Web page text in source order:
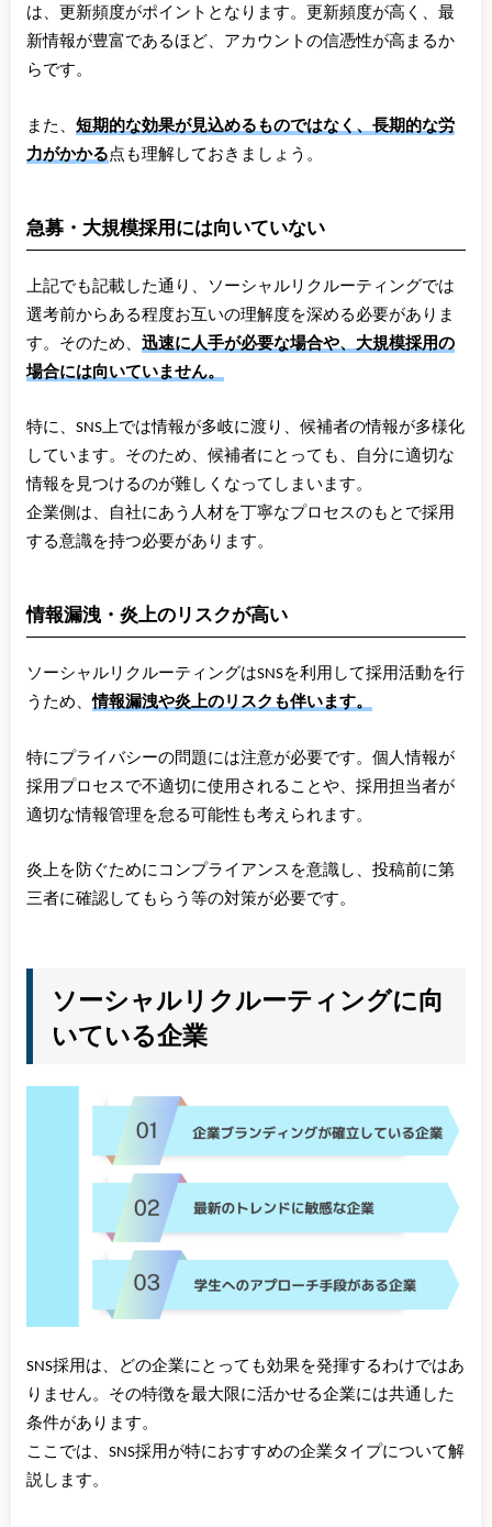
は、更新頻度がポイントとなります。更新頻度が高く、最
新情報が豊富であるほど、アカウントの信憑性が高まるか
らです。
また、 短期的な効果が見込めるものではなく、長期的な労
力がかかる点も理解しておきましょう。
急募・大規模採用には向いていない
上記でも記載した通り、ソーシャルリクルーティングでは
選考前からある程度お互いの理解度を深める必要がありま
す。そのため、 迅速に人手が必要な場合や、大規模採用の
場合には向いていません。
特に、SNS上では情報が多岐に渡り、候補者の情報が多様化
しています。そのため、候補者にとっても、自分に適切な
情報を見つけるのが難しくなってしまいます。
企業側は、自社にあう人材を丁寧なプロセスのもとで採用
する意識を持つ必要があります。
情報漏洩・炎上のリスクが高い
ソーシャルリクルーティングはSNSを利用して採用活動を行
うため、情報漏洩や炎上のリスクも伴います。
特にプライバシーの問題には注意が必要です。個人情報が
採用プロセスで不適切に使用されることや、採用担当者が
適切な情報管理を怠る可能性も考えられます。
炎上を防ぐためにコンプライアンスを意識し、投稿前に第
三者に確認してもらう等の対策が必要です。
ソーシャルリクルーティングに向
いている企業
SNS採用は、どの企業にとっても効果を発揮するわけではあ
りません。その特徴を最大限に活かせる企業には共通した
条件があります。
ここでは、SNS採用が特におすすめの企業タイプについて解
説します。